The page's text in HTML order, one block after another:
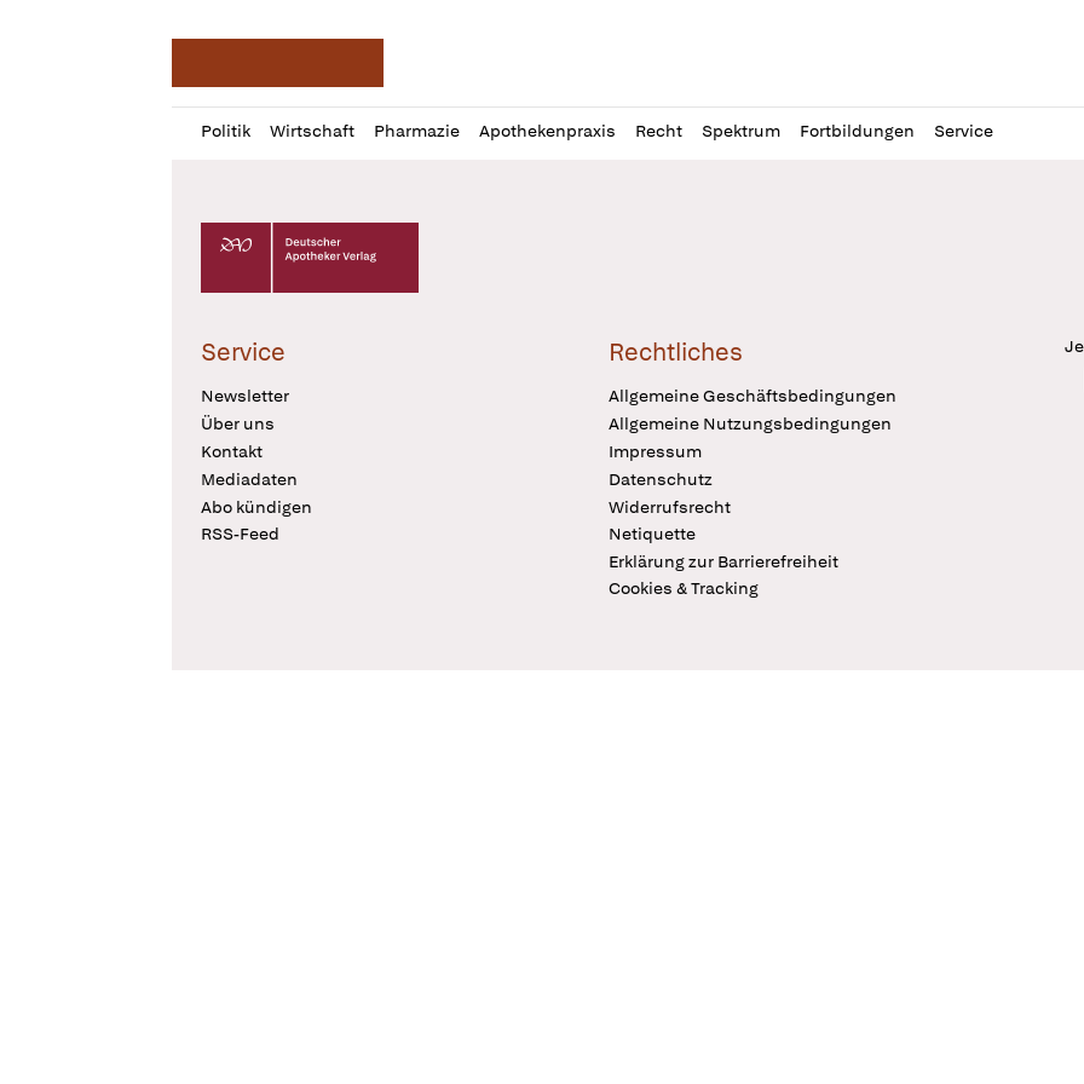
Politik Wirtschaft Pharmazie Apothekenpraxis Recht Spektrum Fortbildungen Service
Profil
öffnen
Daz
Pur
Deutscher Apotheker Verlag Logo
Service
Newsletter
Über uns
Kontakt
Mediadaten
Abo kündigen
RSS-Feed
Rechtliches
Allgemeine Geschäftsbedingungen
Allgemeine Nutzungsbedingungen
Impressum
Datenschutz
Widerrufsrecht
Netiquette
Erklärung zur Barrierefreiheit
Cookies & Tracking